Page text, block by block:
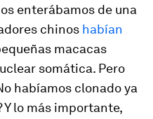
enterábamos de una
chinos habían
macacas
somática. Pero
habíamos clonado ya
lo más importante,